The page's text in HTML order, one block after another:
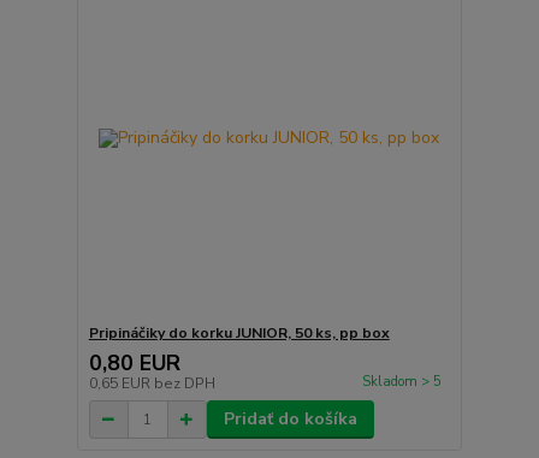
Pripináčiky do korku JUNIOR, 50 ks, pp box
0,80 EUR
0,65 EUR bez DPH Skladom > 5
Pridať do košíka